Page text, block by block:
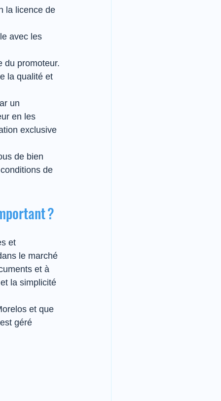
la licence de
avec les
du promoteur.
la qualité et
un
en les
exclusive
de bien
de
?
et
le marché
et à
la simplicité
et que
géré